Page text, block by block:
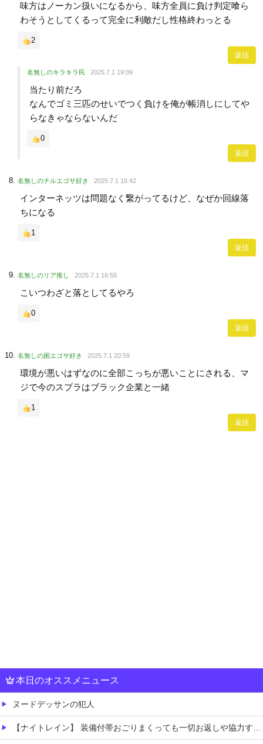
味方はノーカン扱いになるから、味方全員に負け判定喰ら
わそうとしてくるって完全に利敵だし性格終わっとる
2
返信
名無しのキラキラ民 2025.7.1 19:09
当たり前だろ
なんでゴミ三匹のせいでつく負けを俺が帳消しにしてや
らなきゃならないんだ
0
返信
名無しのチルエゴサ好き 2025.7.1 16:42
インターネッツは問題なく繋がってるけど、なぜか回線落
ちになる
1
返信
名無しのリア推し 2025.7.1 16:55
こいつわざと落としてるやろ
0
返信
名無しの困エゴサ好き 2025.7.1 20:59
環境が悪いはずなのに全部こっちが悪いことにされる、マ
ジで今のスプラはブラック企業と一緒
1
返信
本日のオススメニュース
ヌードデッサンの犯人
【ナイトレイン】 装備付帯おごりまくっても一切お返しや協力する気がないプレイヤーいるけど…